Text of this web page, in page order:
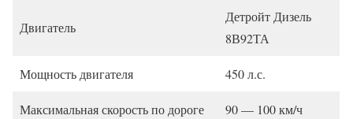
Двигатель
Детройт Дизель
8В92ТА
Мощность двигателя 450 л.с.
Максимальная скорость по дороге 90 — 100 км/ч